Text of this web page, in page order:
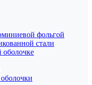
фольгой
стали
оболочке